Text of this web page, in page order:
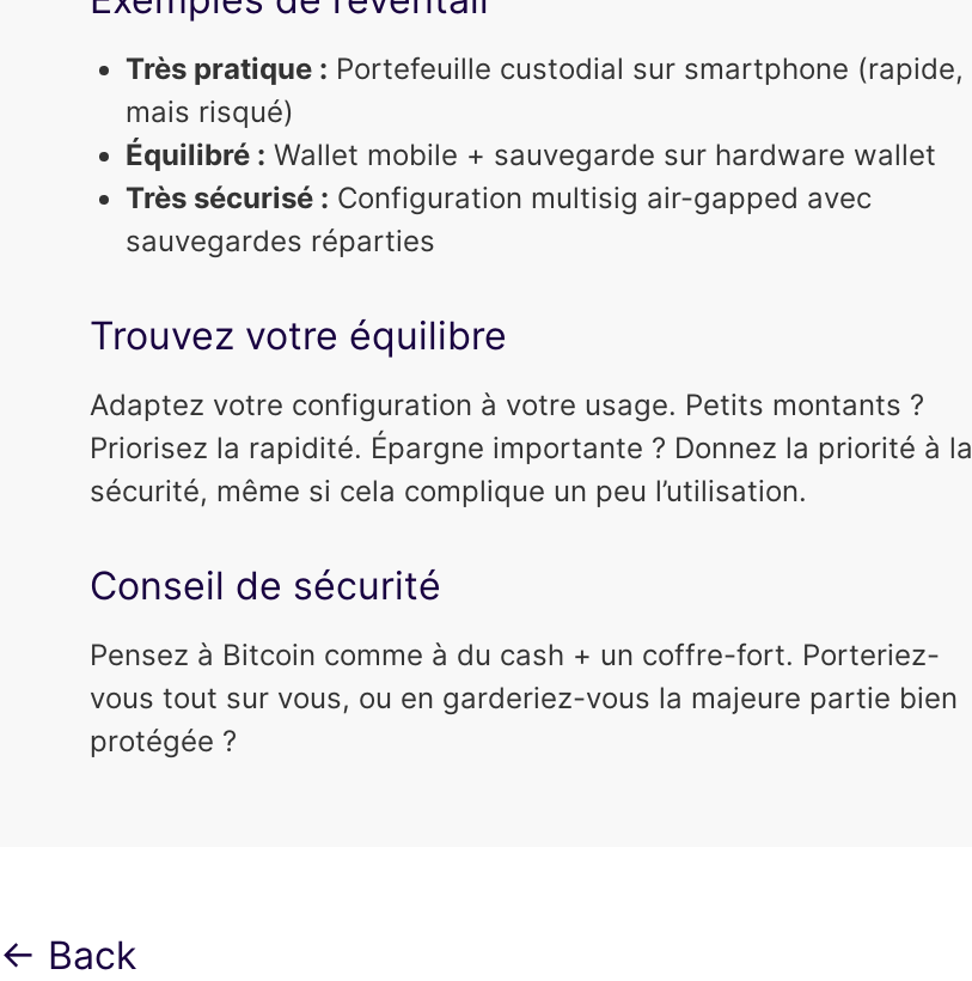
Très pratique : Portefeuille custodial sur smartphone (rapide,
mais risqué)
Équilibré : Wallet mobile + sauvegarde sur hardware wallet
Très sécurisé : Configuration multisig air-gapped avec
sauvegardes réparties
Trouvez votre équilibre
Adaptez votre configuration à votre usage. Petits montants ?
Priorisez la rapidité. Épargne importante ? Donnez la priorité à la
sécurité, même si cela complique un peu l’utilisation.
Conseil de sécurité
Pensez à Bitcoin comme à du cash + un coffre-fort. Porteriez-
vous tout sur vous, ou en garderiez-vous la majeure partie bien
protégée ?
← Back